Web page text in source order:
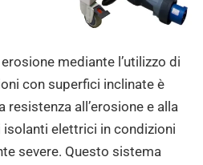
mediante l’utilizzo di
con superfici inclinate è
all’erosione e alla
elettrici in condizioni
severe. Questo sistema